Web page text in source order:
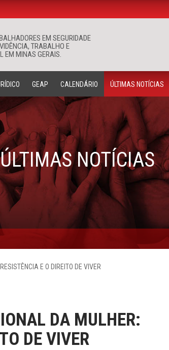
EM SEGURIDADE
TRABALHO E
EM MINAS GERAIS.
Buscar
GEAP CALENDÁRIO ÚLTIMAS NOTÍCIAS
ÚLTIMAS NOTÍCIAS
E O DIREITO DE VIVER
DA MULHER:
DE VIVER